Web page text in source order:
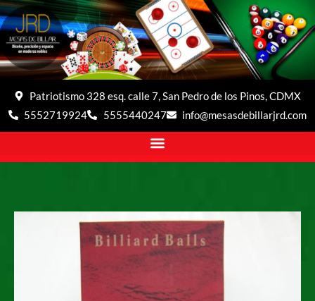
Patriotismo 328 esq. calle 7, San Pedro de los Pinos, CDMX
5552719924
5555440247 info@mesasdebillarjrd.com